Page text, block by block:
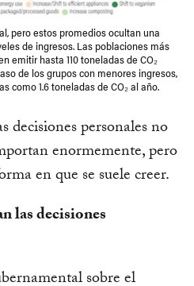
pero estos promedios ocultan una
de ingresos. Las poblaciones más
emitir hasta 110 toneladas de CO₂
de los grupos con menores ingresos,
como 1.6 toneladas de CO₂ al año.
decisiones personales no
enormemente, pero
en que se suele creer.
las decisiones
sobre el